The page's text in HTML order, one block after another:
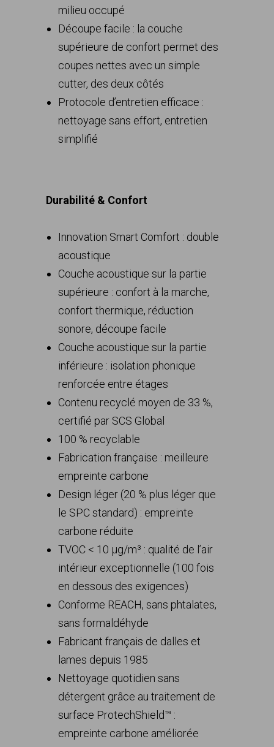
milieu occupé
Découpe facile : la couche
supérieure de confort permet des
coupes nettes avec un simple
cutter, des deux côtés
Protocole d’entretien efficace :
nettoyage sans effort, entretien
simplifié
Durabilité & Confort
Innovation Smart Comfort : double
acoustique
Couche acoustique sur la partie
supérieure : confort à la marche,
confort thermique, réduction
sonore, découpe facile
Couche acoustique sur la partie
inférieure : isolation phonique
renforcée entre étages
Contenu recyclé moyen de 33 %,
certifié par SCS Global
100 % recyclable
Fabrication française : meilleure
empreinte carbone
Design léger (20 % plus léger que
le SPC standard) : empreinte
carbone réduite
TVOC < 10 µg/m³ : qualité de l’air
intérieur exceptionnelle (100 fois
en dessous des exigences)
Conforme REACH, sans phtalates,
sans formaldéhyde
Fabricant français de dalles et
lames depuis 1985
Nettoyage quotidien sans
détergent grâce au traitement de
surface ProtechShield™ :
empreinte carbone améliorée